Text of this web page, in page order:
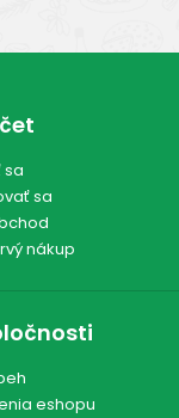
sa
sa
nákup
eshopu